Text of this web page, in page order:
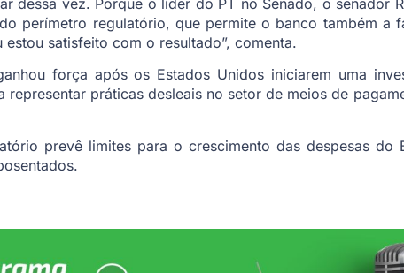
dessa vez. Porque o líder do PT no Senado, o senador
perímetro regulatório, que permite o banco também a
satisfeito com o resultado”, comenta.
força após os Estados Unidos iniciarem uma
representar práticas desleais no setor de meios de
prevê limites para o crescimento das despesas do